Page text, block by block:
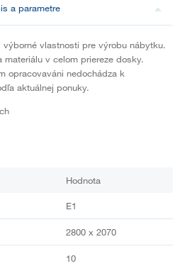
a parametre
výborné vlastnosti pre výrobu nábytku.
materiálu v celom priereze dosky.
opracovaváni nedochádza k
aktuálnej ponuky.
Hodnota
E1
2800 x 2070
10